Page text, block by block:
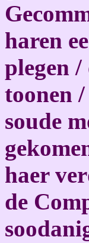
haren
plegen
toonen
soude
haer
de